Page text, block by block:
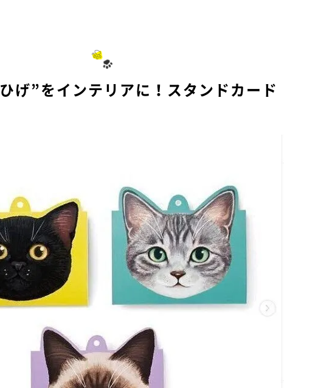
げ”をインテリアに！スタンドカード